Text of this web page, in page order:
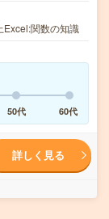
Excel:関数の知識
50代 60代
詳しく見る